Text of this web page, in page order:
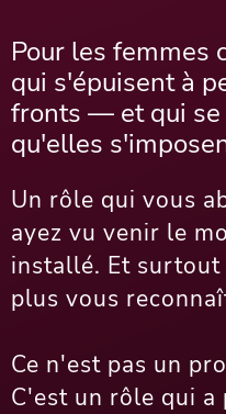
Pour les femmes
qui s'épuisent à
fronts — et qui se
qu'elles
Un rôle qui vous
ayez vu venir le
installé. Et surtout
plus vous
Ce n'est pas un
C'est un rôle qui